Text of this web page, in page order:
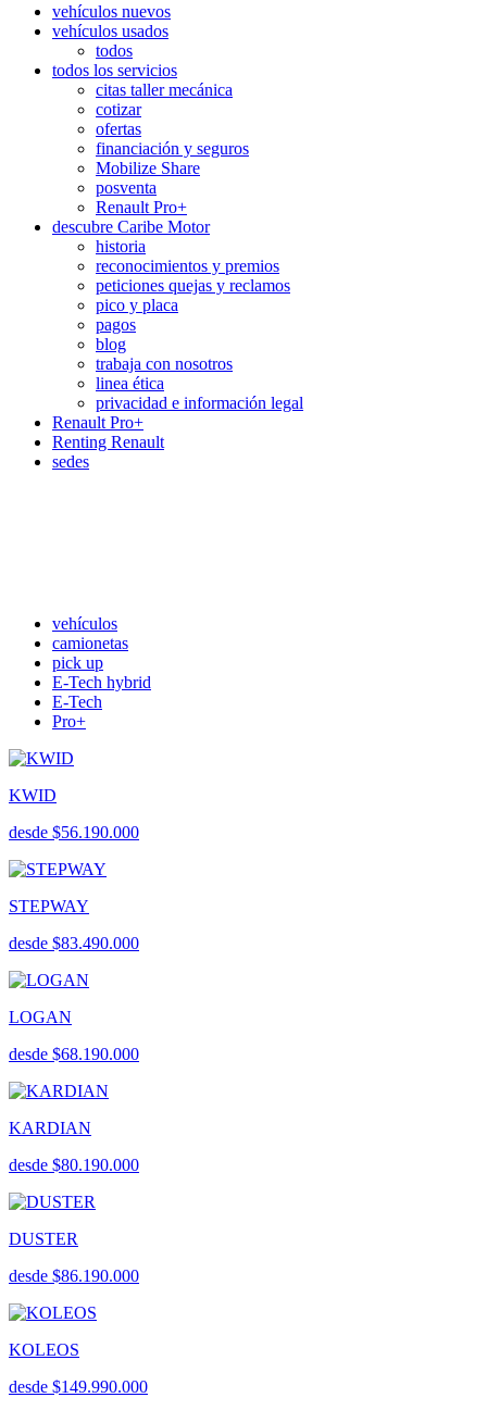
vehículos nuevos
vehículos usados
todos
todos los servicios
citas taller mecánica
cotizar
ofertas
financiación y seguros
Mobilize Share
posventa
Renault Pro+
descubre Caribe Motor
historia
reconocimientos y premios
peticiones quejas y reclamos
pico y placa
pagos
blog
trabaja con nosotros
linea ética
privacidad e información legal
Renault Pro+
Renting Renault
sedes
vehículos
camionetas
pick up
E-Tech hybrid
E-Tech
Pro+
KWID
desde $56.190.000
STEPWAY
desde $83.490.000
LOGAN
desde $68.190.000
KARDIAN
desde $80.190.000
DUSTER
desde $86.190.000
KOLEOS
desde $149.990.000